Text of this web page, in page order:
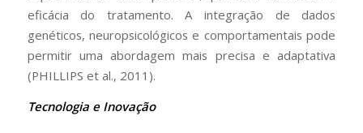
eficácia do tratamento. A integração de dados
genéticos, neuropsicológicos e comportamentais pode
permitir uma abordagem mais precisa e adaptativa
(PHILLIPS et al., 2011).
Tecnologia e Inovação